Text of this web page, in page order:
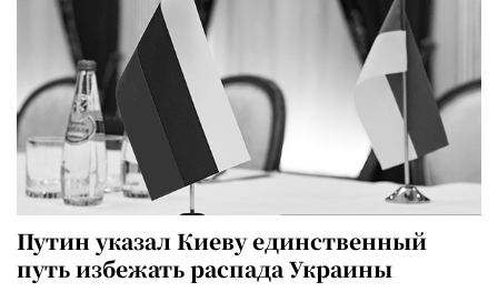
Путин указал Киеву единственный
путь избежать распада Украины